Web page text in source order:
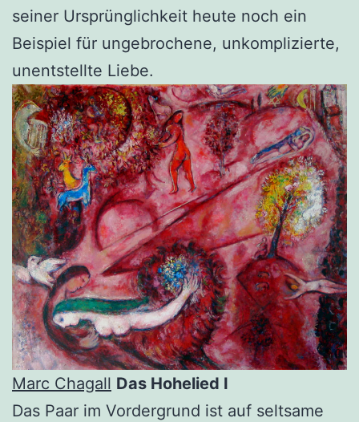
seiner Ursprünglichkeit heute noch ein
Beispiel für ungebrochene, unkomplizierte,
unentstellte Liebe.
Marc Chagall Das Hohelied I
Das Paar im Vordergrund ist auf seltsame